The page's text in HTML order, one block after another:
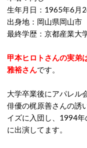
生年月日：1965年6月
出身地：岡山県岡山市
最終学歴：京都産業大
甲本ヒロトさんの実弟
雅裕さんです。
大学卒業後にアパレル
俳優の梶原善さんの誘
イズに入団し、1994
に出演してます。